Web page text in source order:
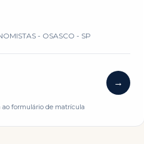
- OSASCO - SP
→
formulário de matrícula